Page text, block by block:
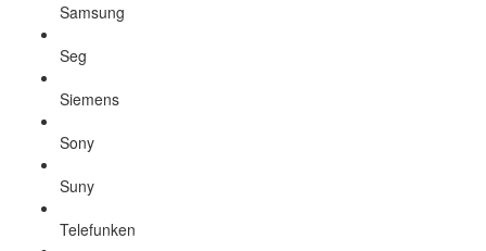
Samsung
Seg
Siemens
Sony
Suny
Telefunken